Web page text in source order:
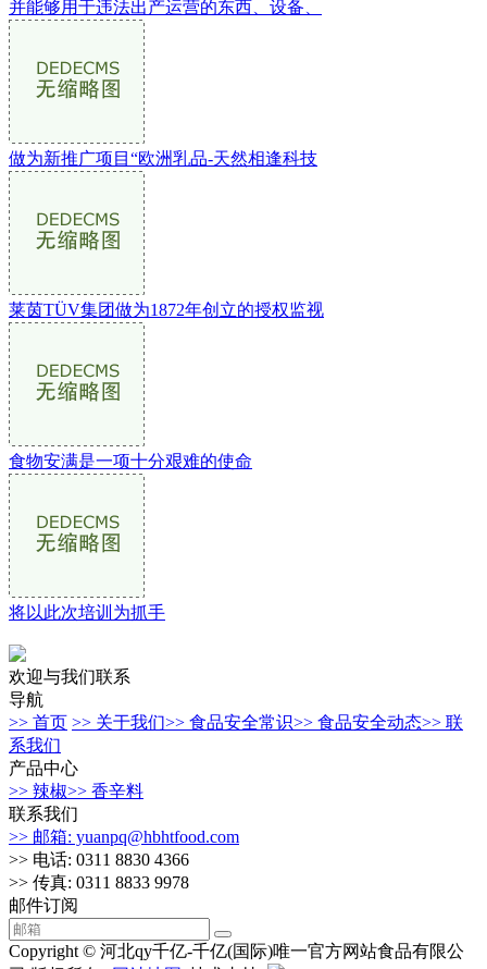
并能够用于违法出产运营的东西、设备、
做为新推广项目“欧洲乳品-天然相逢科技
莱茵TÜV集团做为1872年创立的授权监视
食物安满是一项十分艰难的使命
将以此次培训为抓手
欢迎与我们联系
导航
>> 首页 >> 关于我们>> 食品安全常识>> 食品安全动态>> 联
系我们
产品中心
>> 辣椒>> 香辛料
联系我们
>> 邮箱: yuanpq@hbhtfood.com
>> 电话: 0311 8830 4366
>> 传真: 0311 8833 9978
邮件订阅
Copyright © 河北qy千亿-千亿(国际)唯一官方网站食品有限公